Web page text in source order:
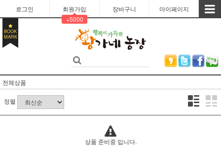
로그인
회원가입
+5000
장바구니 마이페이지
BOOK
MARK
전체상품
정렬
상품 준비중 입니다.